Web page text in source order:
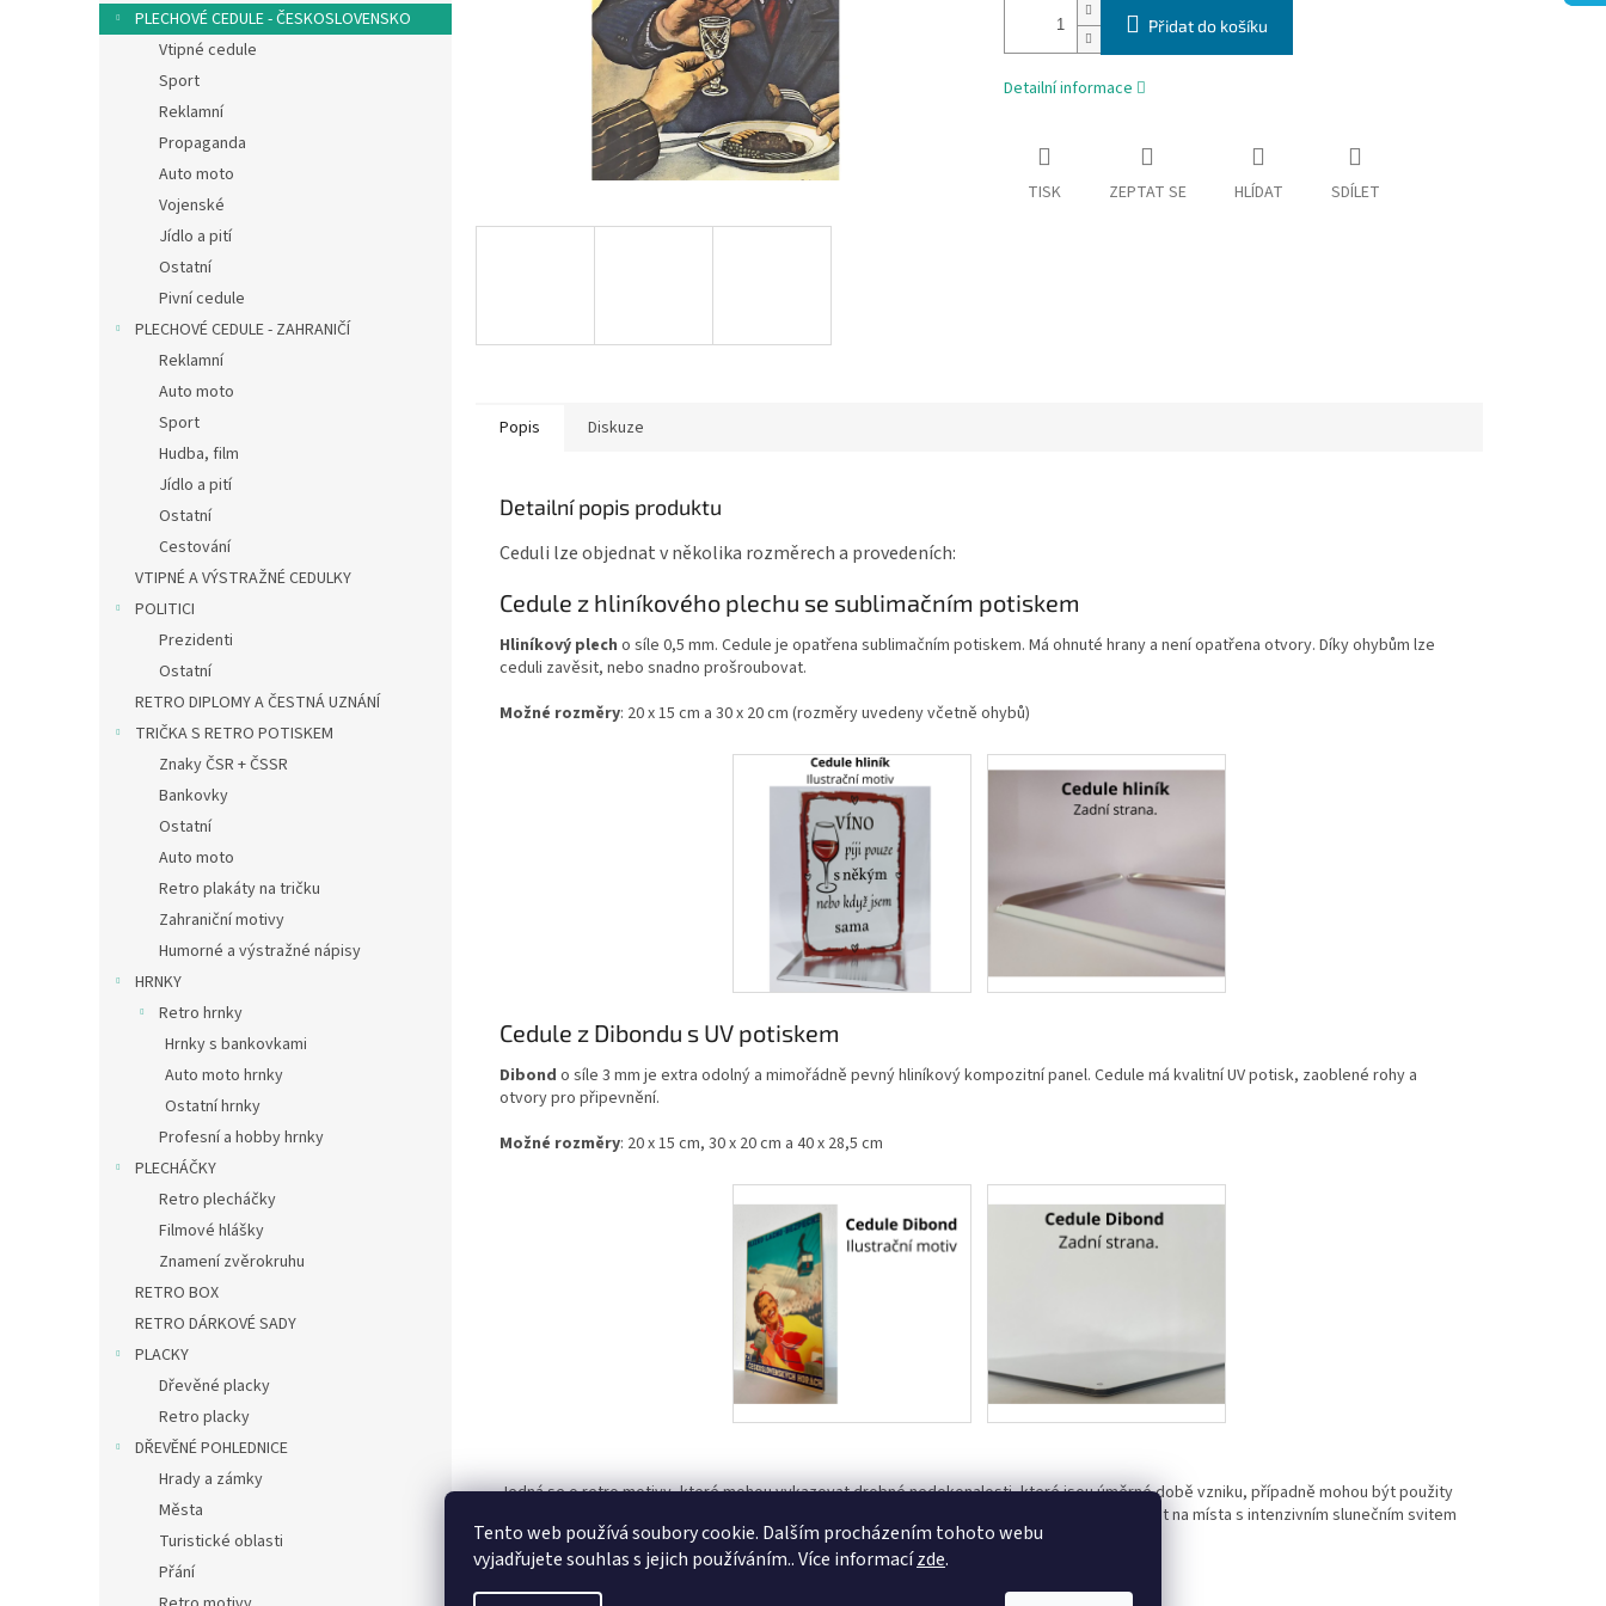
Tento web používá soubory cookie. Dalším procházením tohoto webu
vyjadřujete souhlas s jejich používáním.. Více informacízde.
n
e
PLECHOVÉ CEDULE - ČESKOSLOVENSKO
Vtipné cedule
Sport
Reklamní
Propaganda
Auto moto
Vojenské
Jídlo a pití
Ostatní
Pivní cedule
PLECHOVÉ CEDULE - ZAHRANIČÍ
Reklamní
Auto moto
Sport
Hudba, film
Jídlo a pití
Ostatní
Cestování
VTIPNÉ A VÝSTRAŽNÉ CEDULKY
POLITICI
Prezidenti
Ostatní
RETRO DIPLOMY A ČESTNÁ UZNÁNÍ
TRIČKA S RETRO POTISKEM
Znaky ČSR + ČSSR
Bankovky
Ostatní
Auto moto
Retro plakáty na tričku
Zahraniční motivy
Humorné a výstražné nápisy
HRNKY
Retro hrnky
Hrnky s bankovkami
Auto moto hrnky
Ostatní hrnky
Profesní a hobby hrnky
PLECHÁČKY
Retro plecháčky
Filmové hlášky
Znamení zvěrokruhu
RETRO BOX
RETRO DÁRKOVÉ SADY
PLACKY
Dřevěné placky
Retro placky
DŘEVĚNÉ POHLEDNICE
Hrady a zámky
Města
Turistické oblasti
Přání
Přidat do košíku
Detailní informace
TISK ZEPTAT SE HLÍDAT SDÍLET
Popis Diskuze
Detailní popis produktu
Ceduli lze objednat v několika rozměrech a provedeních:
Cedule z hliníkového plechu se sublimačním potiskem
Hliníkový plech o síle 0,5 mm. Cedule je opatřena sublimačním potiskem. Má ohnuté hrany a není opatřena otvory. Díky ohybům lze
ceduli zavěsit, nebo snadno prošroubovat.
Možné rozměry: 20 x 15 cm a 30 x 20 cm (rozměry uvedeny včetně ohybů)
Cedule z Dibondu s UV potiskem
Dibond o síle 3 mm je extra odolný a mimořádně pevný hliníkový kompozitní panel. Cedule má kvalitní UV potisk, zaoblené rohy a
otvory pro připevnění.
Možné rozměry: 20 x 15 cm, 30 x 20 cm a 40 x 28,5 cm
Jedná se o retro motivy, které mohou vykazovat drobné nedokonalosti, které jsou úměrné době vzniku, případně mohou být použity
záměrně. Naše cedule jsou určeny pro vnitřní i venkovní umístění. Nedoporučujeme umísťovat na místa s intenzivním slunečním svitem
– může dojít ke ztrátě sytosti barev.